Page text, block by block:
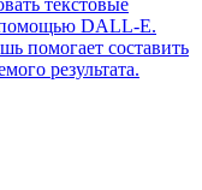
текстовые
помощью DALL-E.
помогает составить
результата.